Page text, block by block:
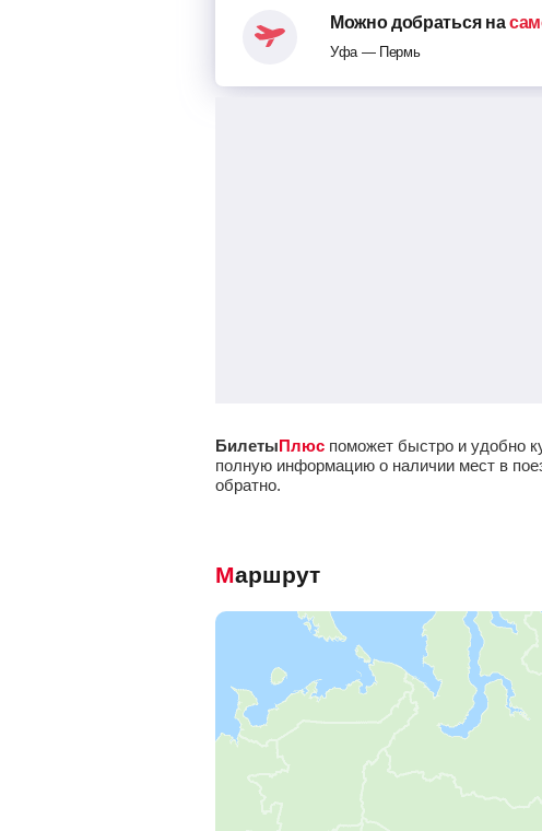
Можно добраться на
Уфа — Пермь
БилетыПлюс поможет быстро и удобно
полную информацию о наличии мест в
обратно.
Маршрут